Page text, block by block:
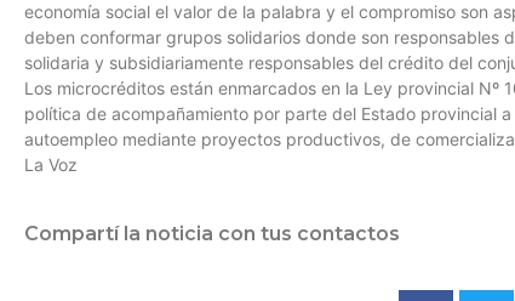
economía social el valor de la palabra y el compromiso son
deben conformar grupos solidarios donde son responsables
solidaria y subsidiariamente responsables del crédito del
Los microcréditos están enmarcados en la Ley provincial Nº
política de acompañamiento por parte del Estado provincial
autoempleo mediante proyectos productivos, de
La Voz
Compartí la noticia con tus contactos